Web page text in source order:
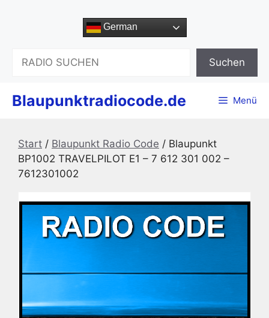
German
Suchen
Blaupunktradiocode.de Menü
Start / Blaupunkt Radio Code / Blaupunkt
BP1002 TRAVELPILOT E1 – 7 612 301 002 –
7612301002